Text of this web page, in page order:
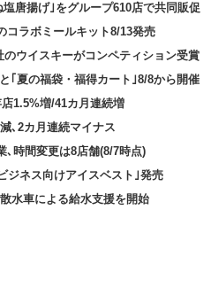
唐揚げ｣をグループ610店で共同販促
コラボミールキット8/13発売
ウイスキーがコンペティション受賞
｢夏の福袋・福得カート｣8/8から開催
1.5%増/41カ月連続増
､2カ月連続マイナス
､時間変更は8店舗(8/7時点)
ジネス向けアイスベスト｣発売
水車による給水支援を開始